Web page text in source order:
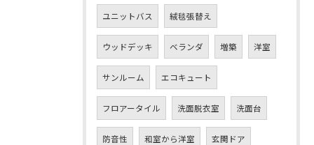
ユニットバス 絨毯張替え
ウッドデッキ ベランダ 増築 洋室
サンルーム エコキュート
フロアータイル 洗面脱衣室 洗面台
防音性 和室から洋室 玄関ドア